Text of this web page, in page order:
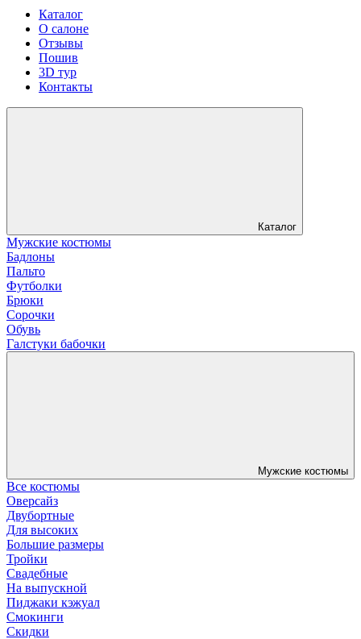
Каталог
О салоне
Отзывы
Пошив
3D тур
Контакты
Каталог
Мужские костюмы
Бадлоны
Пальто
Футболки
Брюки
Сорочки
Обувь
Галстуки бабочки
Мужские костюмы
Все костюмы
Оверсайз
Двубортные
Для высоких
Большие размеры
Тройки
Свадебные
На выпускной
Пиджаки кэжуал
Смокинги
Скидки